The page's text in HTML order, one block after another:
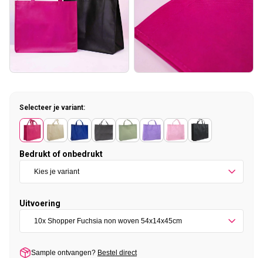
Selecteer je variant:
Bedrukt of onbedrukt
Uitvoering
Sample ontvangen? Bestel direct